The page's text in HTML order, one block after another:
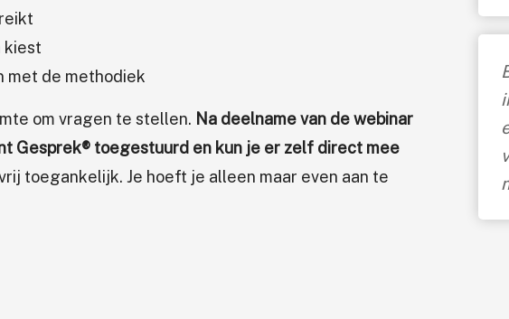
kiest
met de methodiek
om vragen te stellen. Na deelname van de webinar
Gesprek® toegestuurd en kun je er zelf direct mee
toegankelijk. Je hoeft je alleen maar even aan te